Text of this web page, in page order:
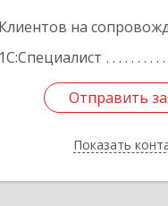
Клиентов на
1С:Специалист
Отправить
Показать
Отправить
Назад